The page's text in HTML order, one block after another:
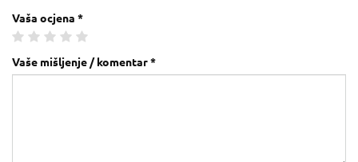
Vaša ocjena *
Vaše mišljenje / komentar *